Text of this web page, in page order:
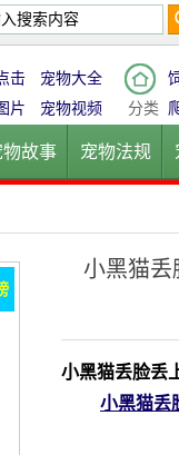
击
宠物大全
片
宠物视频 分类
物故事 宠物法规
小黑猫
小黑猫丢脸丢
小黑猫丢